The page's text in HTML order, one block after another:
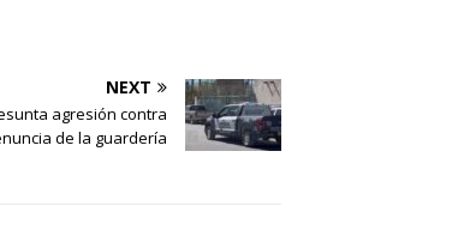
NEXT
agresión contra
de la guardería